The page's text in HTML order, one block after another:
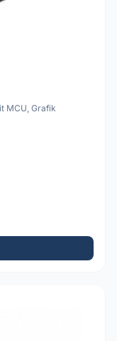
MCU, Grafik